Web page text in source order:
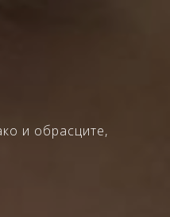
и обрасците,